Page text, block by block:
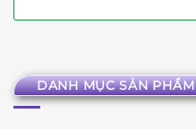
DANH MỤC SẢN PHẨM